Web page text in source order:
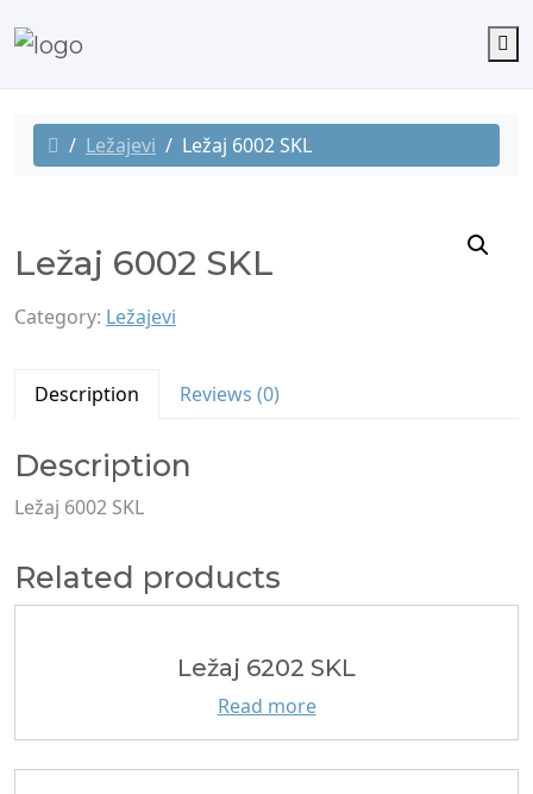
Ležajevi Ležaj 6002 SKL
Ležaj 6002 SKL
Category: Ležajevi
Description Reviews (0)
Description
Ležaj 6002 SKL
Related products
Ležaj 6202 SKL
Read more